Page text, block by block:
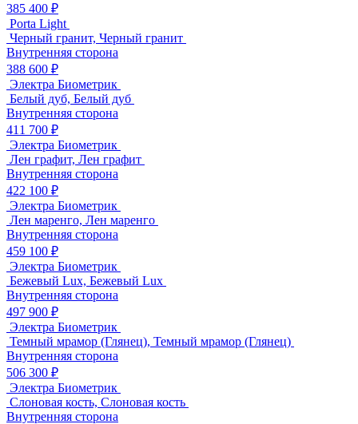
385 400 ₽
Porta Light
Черный гранит, Черный гранит
Внутренняя сторона
388 600 ₽
Электра Биометрик
Белый дуб, Белый дуб
Внутренняя сторона
411 700 ₽
Электра Биометрик
Лен графит, Лен графит
Внутренняя сторона
422 100 ₽
Электра Биометрик
Лен маренго, Лен маренго
Внутренняя сторона
459 100 ₽
Электра Биометрик
Бежевый Lux, Бежевый Lux
Внутренняя сторона
497 900 ₽
Электра Биометрик
Темный мрамор (Глянец), Темный мрамор (Глянец)
Внутренняя сторона
506 300 ₽
Электра Биометрик
Слоновая кость, Слоновая кость
Внутренняя сторона